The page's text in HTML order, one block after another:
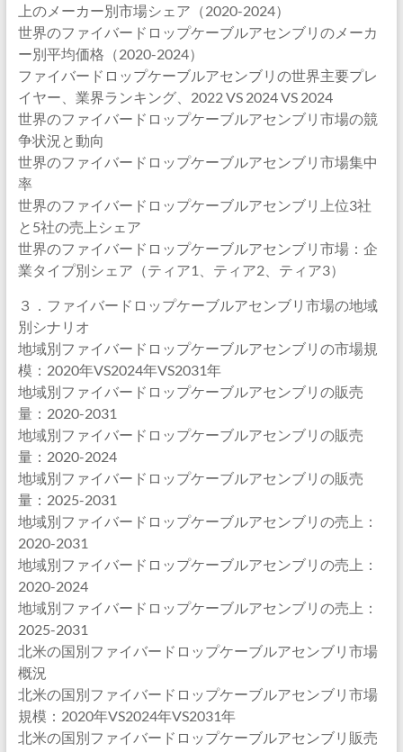
上のメーカー別市場シェア（2020-2024）
世界のファイバードロップケーブルアセンブリのメーカ
ー別平均価格（2020-2024）
ファイバードロップケーブルアセンブリの世界主要プレ
イヤー、業界ランキング、2022 VS 2024 VS 2024
世界のファイバードロップケーブルアセンブリ市場の競
争状況と動向
世界のファイバードロップケーブルアセンブリ市場集中
率
世界のファイバードロップケーブルアセンブリ上位3社
と5社の売上シェア
世界のファイバードロップケーブルアセンブリ市場：企
業タイプ別シェア（ティア1、ティア2、ティア3）
３．ファイバードロップケーブルアセンブリ市場の地域
別シナリオ
地域別ファイバードロップケーブルアセンブリの市場規
模：2020年VS2024年VS2031年
地域別ファイバードロップケーブルアセンブリの販売
量：2020-2031
地域別ファイバードロップケーブルアセンブリの販売
量：2020-2024
地域別ファイバードロップケーブルアセンブリの販売
量：2025-2031
地域別ファイバードロップケーブルアセンブリの売上：
2020-2031
地域別ファイバードロップケーブルアセンブリの売上：
2020-2024
地域別ファイバードロップケーブルアセンブリの売上：
2025-2031
北米の国別ファイバードロップケーブルアセンブリ市場
概況
北米の国別ファイバードロップケーブルアセンブリ市場
規模：2020年VS2024年VS2031年
北米の国別ファイバードロップケーブルアセンブリ販売